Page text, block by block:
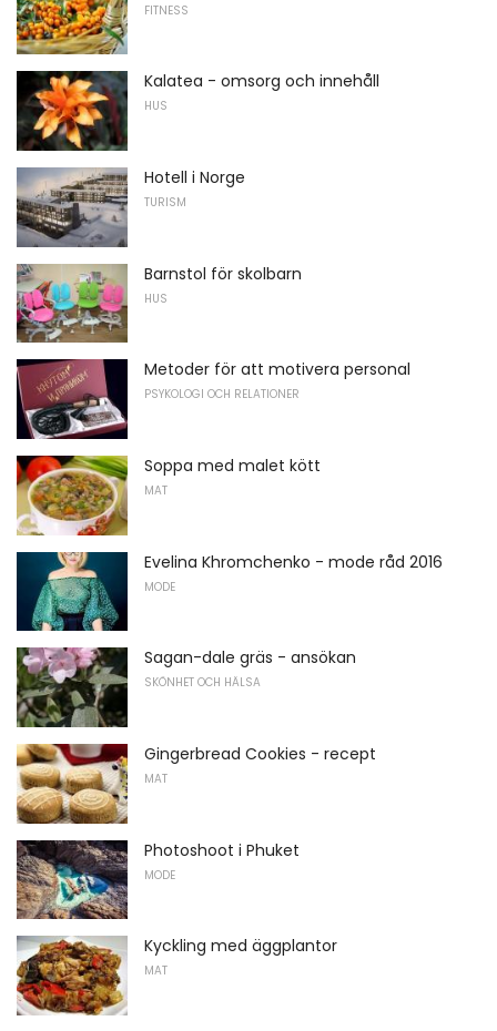
FITNESS
Kalatea - omsorg och innehåll
HUS
Hotell i Norge
TURISM
Barnstol för skolbarn
HUS
Metoder för att motivera personal
PSYKOLOGI OCH RELATIONER
Soppa med malet kött
MAT
Evelina Khromchenko - mode råd 2016
MODE
Sagan-dale gräs - ansökan
SKÖNHET OCH HÄLSA
Gingerbread Cookies - recept
MAT
Photoshoot i Phuket
MODE
Kyckling med äggplantor
MAT